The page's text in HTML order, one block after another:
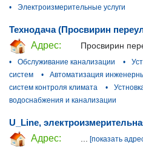
•
Электроизмерительные услуги
Технодача (Просвирин
Адрес:
Просвирин
•
Обслуживание канализации •
систем
• Автоматизация
систем контроля климата
•
водоснабжения и канализации
U_Line,
Адрес:
[показать